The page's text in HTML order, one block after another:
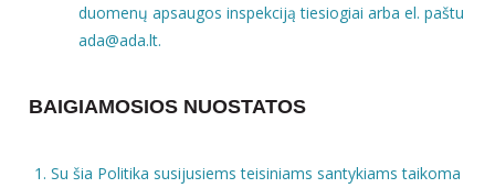
duomenų apsaugos inspekciją tiesiogiai arba el. paštu
ada@ada.lt.
BAIGIAMOSIOS NUOSTATOS
Su šia Politika susijusiems teisiniams santykiams taikoma